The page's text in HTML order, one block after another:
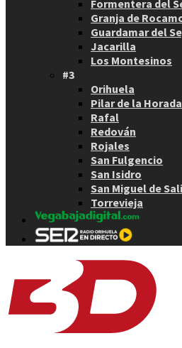
Formentera del
Granja de
Guardamar del
Jacarilla
Los Montesinos
#3
Orihuela
Pilar de la
Rafal
Redován
Rojales
San Fulgencio
San Isidro
San Miguel de
Torrevieja